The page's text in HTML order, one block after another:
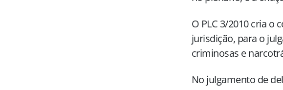
O PLC 3/2010 cria o
jurisdição, para o
criminosas e
No julgamento de